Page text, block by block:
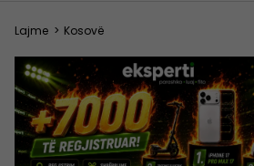
Lajme > Kosovë